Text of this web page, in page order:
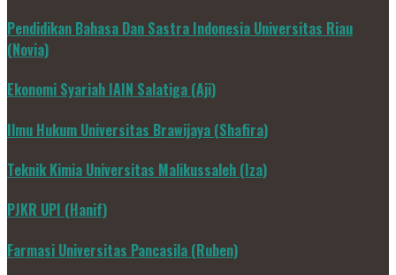
Pendidikan Bahasa Dan Sastra Indonesia Universitas Riau
(Novia)
Ekonomi Syariah IAIN Salatiga (Aji)
Ilmu Hukum Universitas Brawijaya (Shafira)
Teknik Kimia Universitas Malikussaleh (Iza)
PJKR UPI (Hanif)
Farmasi Universitas Pancasila (Ruben)